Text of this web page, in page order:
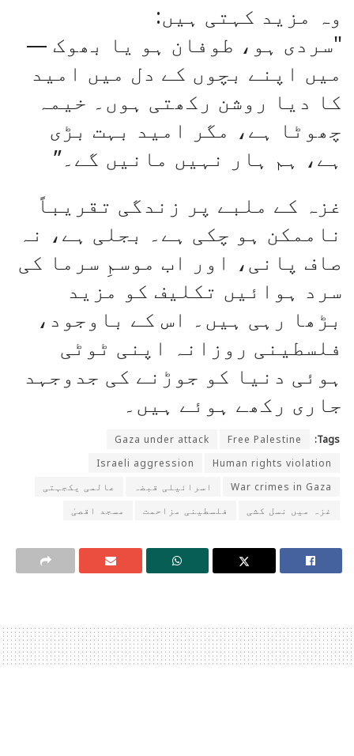
وہ مزید کہتی ہیں:
"سردی ہو، طوفان ہو یا بھوک —
میں اپنے بچوں کے دل میں امید
کا دیا روشن رکھتی ہوں۔ خیمہ
چھوٹا ہے، مگر امید بہت بڑی
ہے، ہم ہار نہیں مانیں گے۔”
غزہ کے ملبے پر زندگی تقریباً
ناممکن ہو چکی ہے۔ بجلی ہے، نہ
صاف پانی، اور اب موسمِ سرما کی
سرد ہوائیں تکلیف کو مزید
بڑھا رہی ہیں۔ اس کے باوجود،
فلسطینی روزانہ اپنی ٹوٹی
ہوئی دنیا کو جوڑنے کی جدوجہد
جاری رکھے ہوئے ہیں۔
Tags:
Free Palestine
Gaza under attack
Human rights violation
Israeli aggression
War crimes in Gaza
اسرائیلی قبضہ
عالمی یکجہتی
غزہ میں نسل کشی
فلسطینی مزاحمت مسجد اقصیٰ